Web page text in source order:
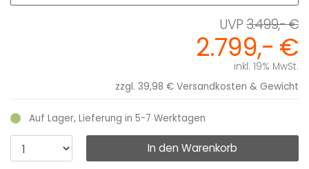
3.499,- €
2.799,- €
inkl. 19% MwSt.
zzgl. 39,98 € Versandkosten & Gewicht
Auf Lager, Lieferung in 5-7 Werktagen
In den Warenkorb